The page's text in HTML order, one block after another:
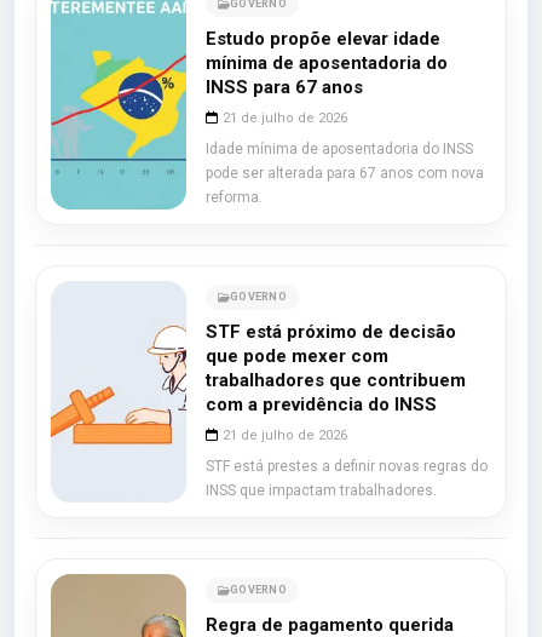
GOVERNO
Estudo propõe elevar idade
mínima de aposentadoria do
INSS para 67 anos
21 de julho de 2026
Idade mínima de aposentadoria do INSS
pode ser alterada para 67 anos com nova
reforma.
GOVERNO
STF está próximo de decisão
que pode mexer com
trabalhadores que contribuem
com a previdência do INSS
21 de julho de 2026
STF está prestes a definir novas regras do
INSS que impactam trabalhadores.
GOVERNO
Regra de pagamento querida